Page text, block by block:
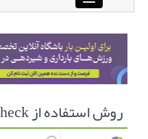
باشگاه
دانشنامه سلامت بانوان
انجمن متخصصین زنان و اوما
روش استفاده از baby check